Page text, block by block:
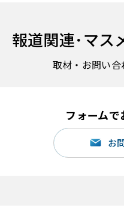
報道関連･マス
取材・お問い
フォーム
お